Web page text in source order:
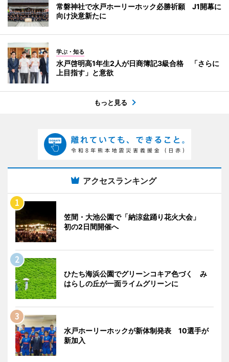
常磐神社で水戸ホーリーホック必勝祈願 J1開幕に
向け決意新たに
学ぶ・知る
水戸啓明高1年生2人が日商簿記3級合格 「さらに
上目指す」と意欲
もっと見る
アクセスランキング
笠間・大池公園で「納涼盆踊り花火大会」
初の2日間開催へ
ひたち海浜公園でグリーンコキア色づく み
はらしの丘が一面ライムグリーンに
水戸ホーリーホックが新体制発表 10選手が
新加入